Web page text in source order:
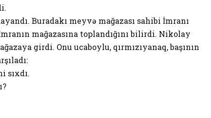
Buradakı meyvə mağazası sahibi İmranı
mağazasına toplandığını bilirdi. Nikolay
girdi. Onu ucaboylu, qırmızıyanaq, başının
sıxdı.